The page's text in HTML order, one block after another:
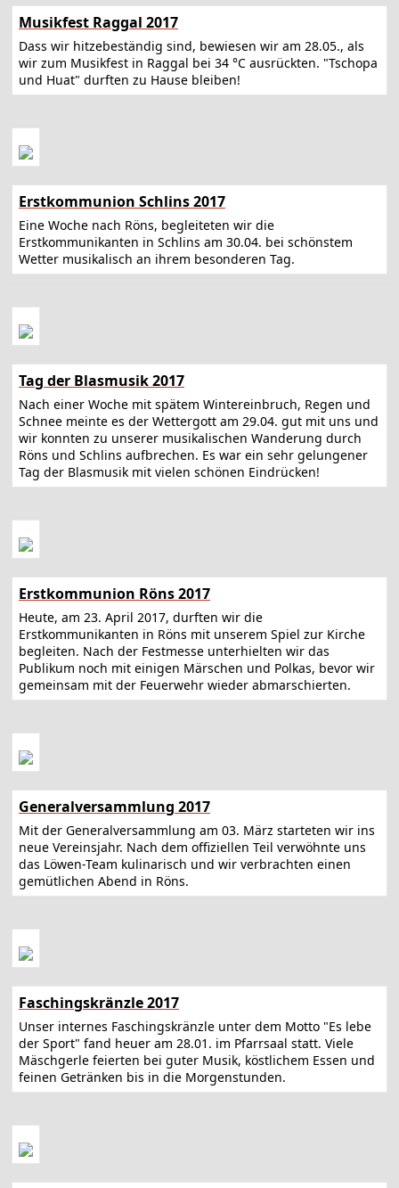
Musikfest Raggal 2017
Dass wir hitzebeständig sind, bewiesen wir am 28.05., als
wir zum Musikfest in Raggal bei 34 °C ausrückten. "Tschopa
und Huat" durften zu Hause bleiben!
Erstkommunion Schlins 2017
Eine Woche nach Röns, begleiteten wir die
Erstkommunikanten in Schlins am 30.04. bei schönstem
Wetter musikalisch an ihrem besonderen Tag.
Tag der Blasmusik 2017
Nach einer Woche mit spätem Wintereinbruch, Regen und
Schnee meinte es der Wettergott am 29.04. gut mit uns und
wir konnten zu unserer musikalischen Wanderung durch
Röns und Schlins aufbrechen. Es war ein sehr gelungener
Tag der Blasmusik mit vielen schönen Eindrücken!
Erstkommunion Röns 2017
Heute, am 23. April 2017, durften wir die
Erstkommunikanten in Röns mit unserem Spiel zur Kirche
begleiten. Nach der Festmesse unterhielten wir das
Publikum noch mit einigen Märschen und Polkas, bevor wir
gemeinsam mit der Feuerwehr wieder abmarschierten.
Generalversammlung 2017
Mit der Generalversammlung am 03. März starteten wir ins
neue Vereinsjahr. Nach dem offiziellen Teil verwöhnte uns
das Löwen-Team kulinarisch und wir verbrachten einen
gemütlichen Abend in Röns.
Faschingskränzle 2017
Unser internes Faschingskränzle unter dem Motto "Es lebe
der Sport" fand heuer am 28.01. im Pfarrsaal statt. Viele
Mäschgerle feierten bei guter Musik, köstlichem Essen und
feinen Getränken bis in die Morgenstunden.